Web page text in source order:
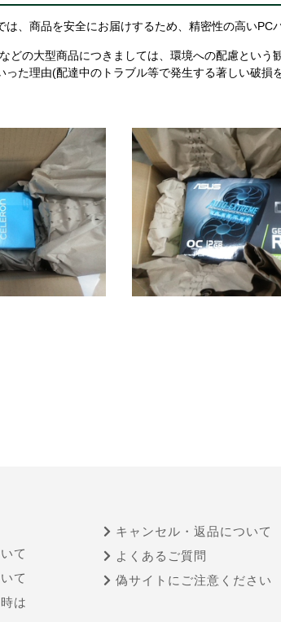
は、商品を安全にお届けするため、精密性の高い
どの大型商品につきましては、環境への配慮とい
った理由(配達中のトラブル等で発生する著しい破
て
て
は
キャンセル・返品について
よくあるご質問
偽サイトにご注意ください